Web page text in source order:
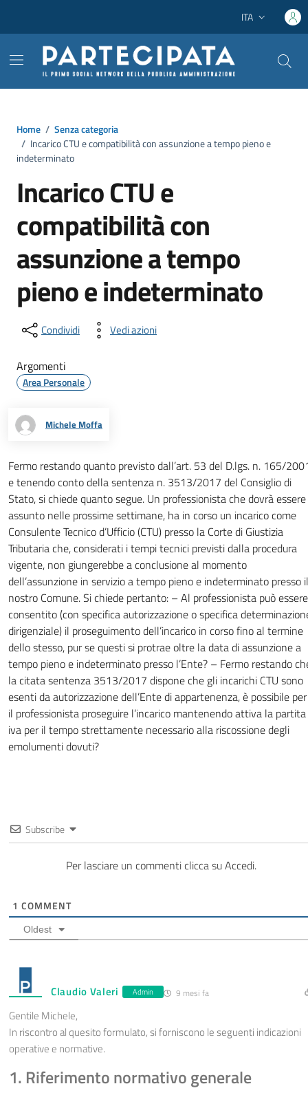
Lingua attiva:
ITA
Home / Senza categoria
/ Incarico CTU e compatibilità con assunzione a tempo pieno e
indeterminato
Incarico CTU e
compatibilità con
assunzione a tempo
pieno e indeterminato
Condividi Vedi azioni
Argomenti
Area Personale
Michele Moffa
Fermo restando quanto previsto dall’art. 53 del D.lgs. n. 165/
e tenendo conto della sentenza n. 3513/2017 del Consiglio di
Stato, si chiede quanto segue. Un professionista che dovrà essere
assunto nelle prossime settimane, ha in corso un incarico come
Consulente Tecnico d’Ufficio (CTU) presso la Corte di Giustizia
Tributaria che, considerati i tempi tecnici previsti dalla procedura
vigente, non giungerebbe a conclusione al momento
dell’assunzione in servizio a tempo pieno e indeterminato presso il
nostro Comune. Si chiede pertanto: – Al professionista può essere
consentito (con specifica autorizzazione o specifica
dirigenziale) il proseguimento dell’incarico in corso fino al termine
dello stesso, pur se questi si protrae oltre la data di assunzione a
tempo pieno e indeterminato presso l’Ente? – Fermo restando
la citata sentenza 3513/2017 dispone che gli incarichi CTU sono
esenti da autorizzazione dell’Ente di appartenenza, è possibile per
il professionista proseguire l’incarico mantenendo attiva la partita
iva per il tempo strettamente necessario alla riscossione degli
emolumenti dovuti?
Subscribe
Per lasciare un commenti clicca su Accedi.
1 COMMENT
Oldest
Claudio Valeri Admin 9 mesi fa
Gentile Michele,
In riscontro al quesito formulato, si forniscono le seguenti indicazioni
operative e normative.
1. Riferimento normativo generale